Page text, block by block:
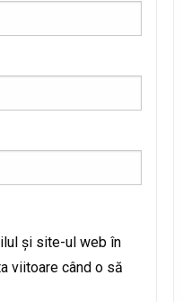
și site-ul web în
viitoare când o să